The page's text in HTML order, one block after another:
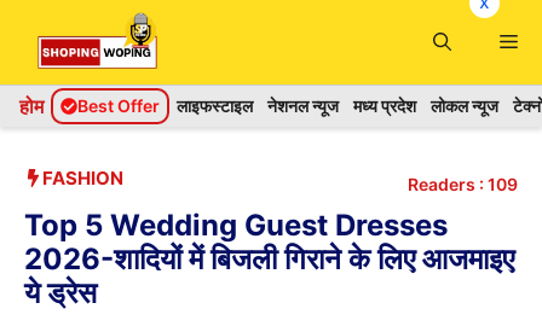
content
होम Best Offer लाइफस्टाइल नेशनल न्यूज मध्य प्रदेश लोकल न्यूज
FASHION Readers : 109
Top 5 Wedding Guest Dresses
2026-शादियों में बिजली गिराने के लिए आजमाइए
ये ड्रेस